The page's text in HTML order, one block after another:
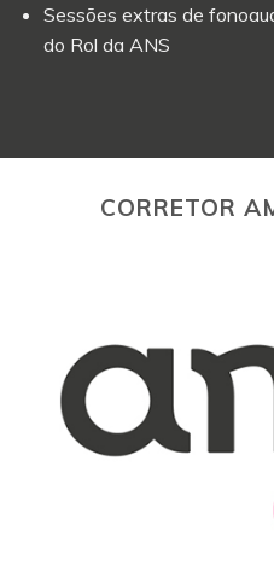
Sessões extras de
do Rol da ANS
CORRETOR